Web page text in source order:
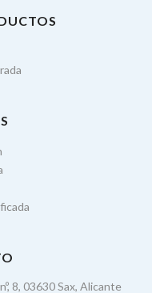
8, 03630 Sax, Alicante